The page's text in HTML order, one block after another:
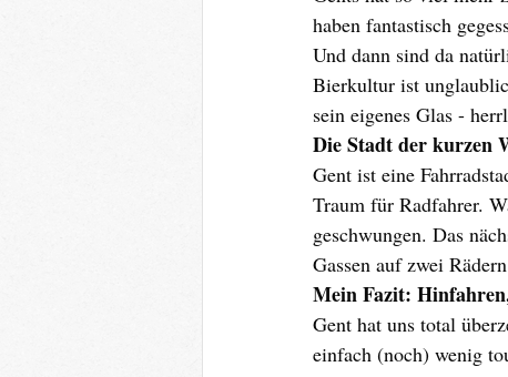
haben fantastisch
Und dann sind da
Bierkultur ist
sein eigenes Glas -
Die Stadt der kurzen
Gent ist eine
Traum für Radfahrer.
geschwungen. Das
Gassen auf zwei
Mein Fazit:
Gent hat uns total
einfach (noch) wenig